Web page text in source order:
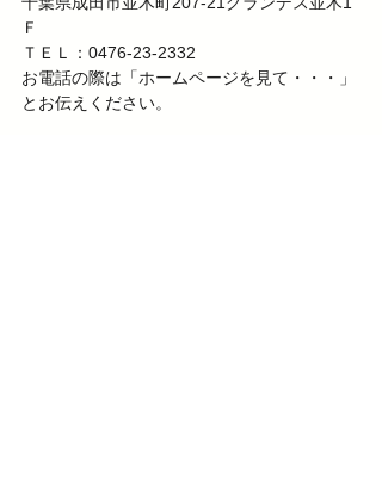
Ｆ
ＴＥＬ：0476-23-2332
お電話の際は「ホームページを見て・・・」
とお伝えください。